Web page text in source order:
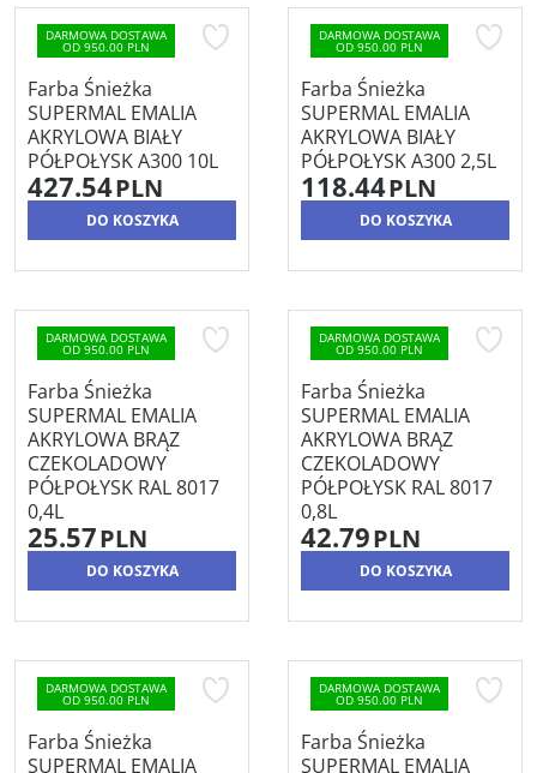
DARMOWA DOSTAWA
OD 950.00 PLN
Farba Śnieżka
SUPERMAL EMALIA
AKRYLOWA BIAŁY
PÓŁPOŁYSK A300 10L
427.54PLN
DO KOSZYKA
DARMOWA DOSTAWA
OD 950.00 PLN
Farba Śnieżka
SUPERMAL EMALIA
AKRYLOWA BIAŁY
PÓŁPOŁYSK A300 2,5L
118.44PLN
DO KOSZYKA
DARMOWA DOSTAWA
OD 950.00 PLN
Farba Śnieżka
SUPERMAL EMALIA
AKRYLOWA BRĄZ
CZEKOLADOWY
PÓŁPOŁYSK RAL 8017
0,4L
25.57PLN
DO KOSZYKA
DARMOWA DOSTAWA
OD 950.00 PLN
Farba Śnieżka
SUPERMAL EMALIA
AKRYLOWA BRĄZ
CZEKOLADOWY
PÓŁPOŁYSK RAL 8017
0,8L
42.79PLN
DO KOSZYKA
DARMOWA DOSTAWA
OD 950.00 PLN
Farba Śnieżka
SUPERMAL EMALIA
DARMOWA DOSTAWA
OD 950.00 PLN
Farba Śnieżka
SUPERMAL EMALIA